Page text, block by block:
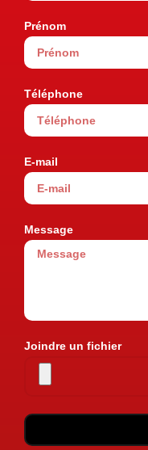
Prénom
Téléphone
E-mail
Message
Joindre un fichier